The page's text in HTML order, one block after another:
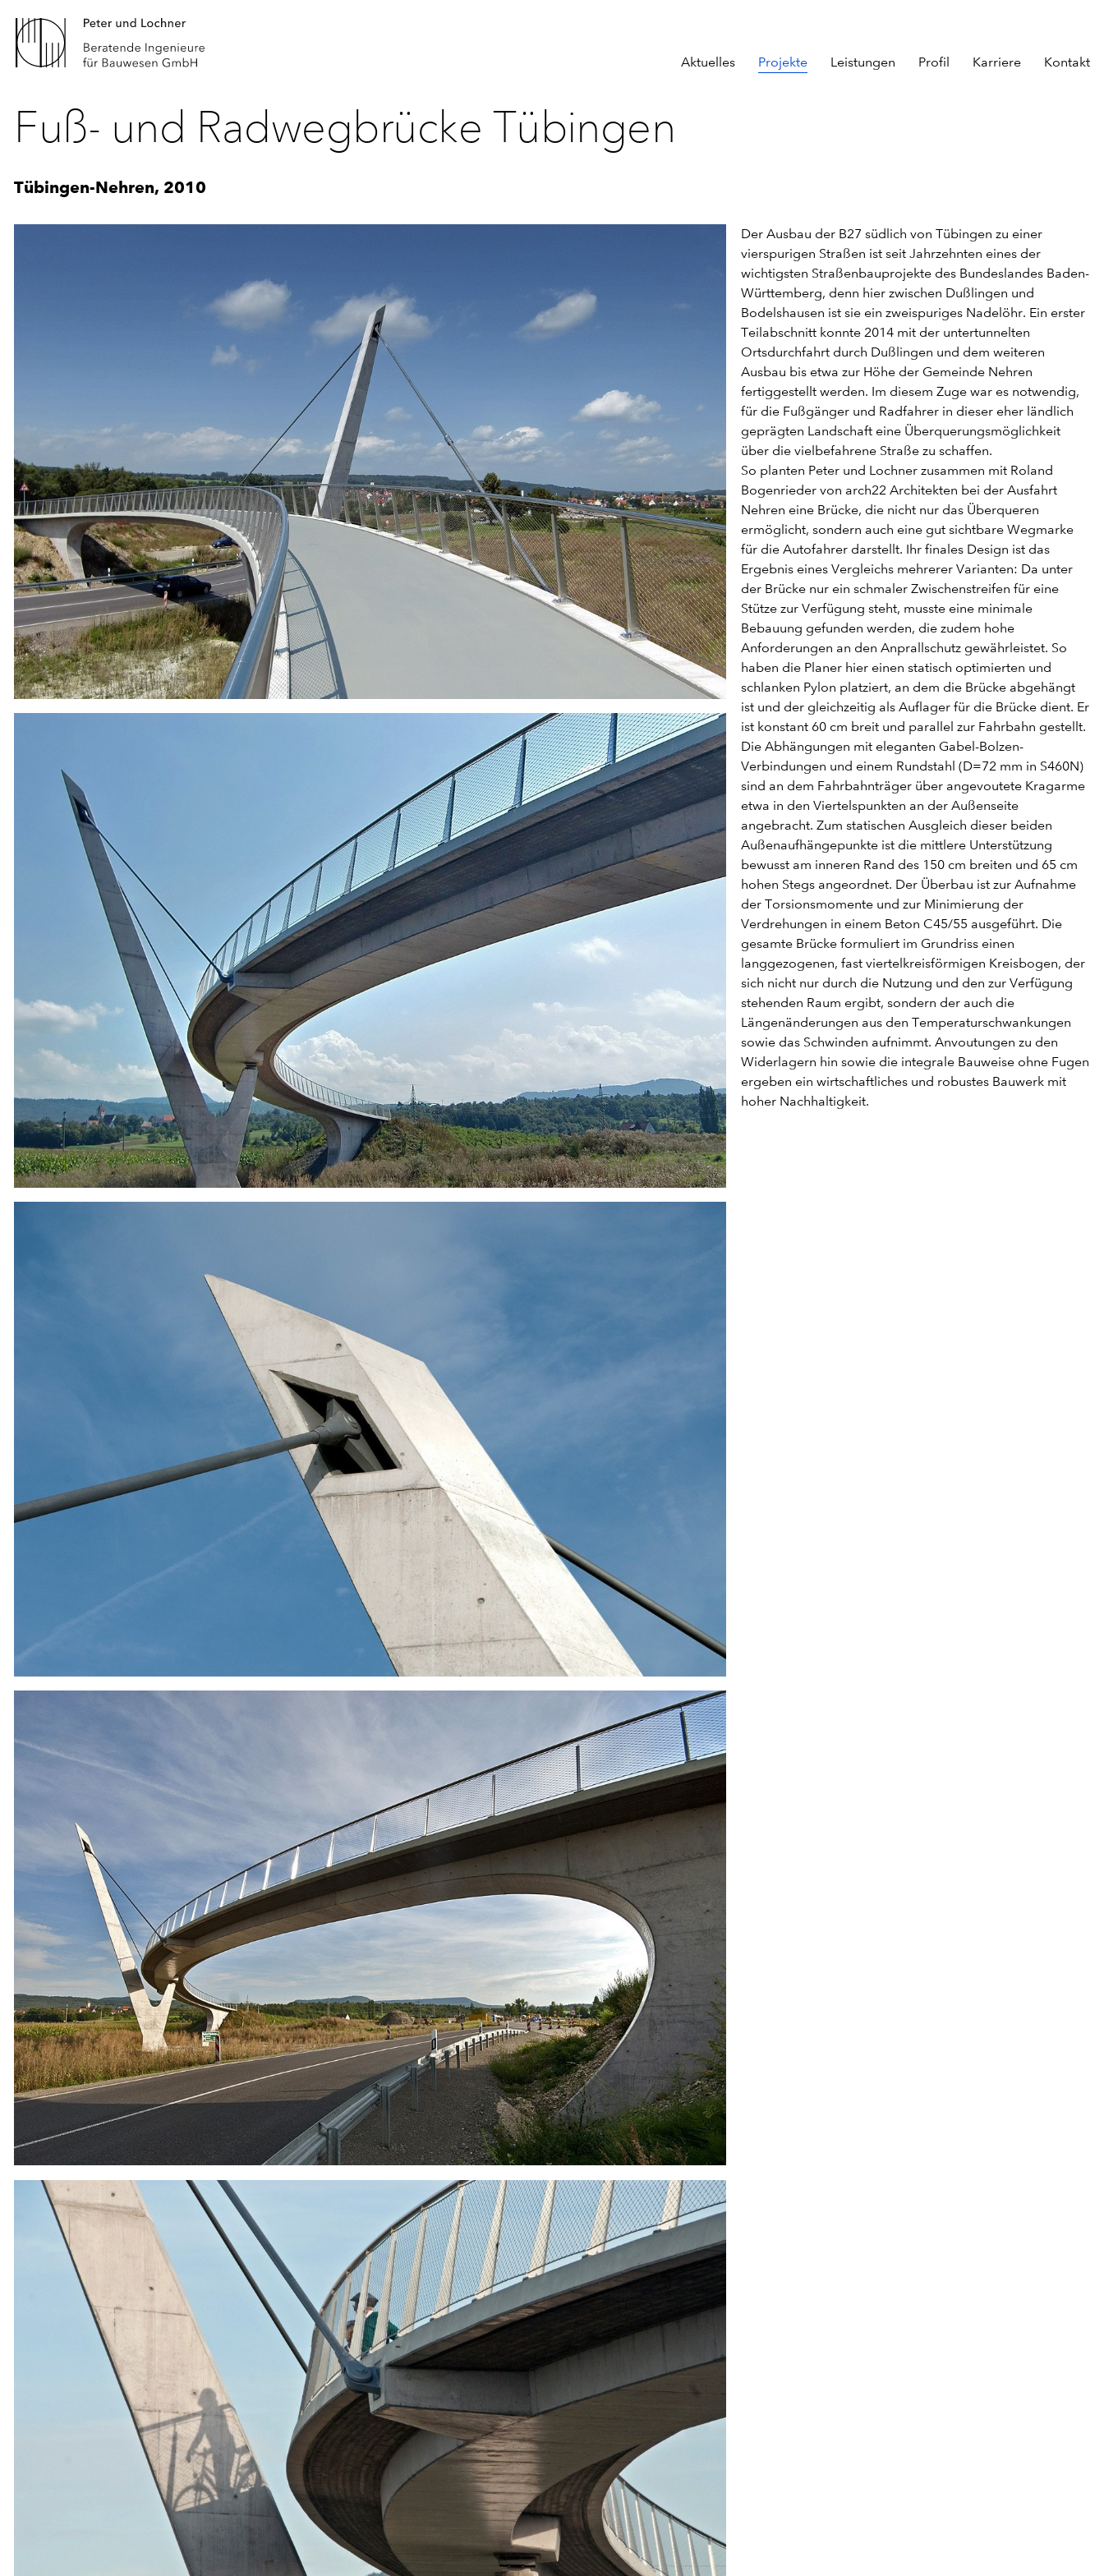
Aktuelles Projekte Leistungen Profil Karriere Kontakt
Fuß- und Radwegbrücke Tübingen
Tübingen-Nehren, 2010
Der Ausbau der B27 südlich von Tübingen zu einer
vierspurigen Straßen ist seit Jahrzehnten eines der
wichtigsten Straßenbauprojekte des Bundeslandes Baden-
Württemberg, denn hier zwischen Dußlingen und
Bodelshausen ist sie ein zweispuriges Nadelöhr. Ein erster
Teilabschnitt konnte 2014 mit der untertunnelten
Ortsdurchfahrt durch Dußlingen und dem weiteren
Ausbau bis etwa zur Höhe der Gemeinde Nehren
fertiggestellt werden. Im diesem Zuge war es notwendig,
für die Fußgänger und Radfahrer in dieser eher ländlich
geprägten Landschaft eine Überquerungsmöglichkeit
über die vielbefahrene Straße zu schaffen.
So planten Peter und Lochner zusammen mit Roland
Bogenrieder von arch22 Architekten bei der Ausfahrt
Nehren eine Brücke, die nicht nur das Überqueren
ermöglicht, sondern auch eine gut sichtbare Wegmarke
für die Autofahrer darstellt. Ihr finales Design ist das
Ergebnis eines Vergleichs mehrerer Varianten: Da unter
der Brücke nur ein schmaler Zwischenstreifen für eine
Stütze zur Verfügung steht, musste eine minimale
Bebauung gefunden werden, die zudem hohe
Anforderungen an den Anprallschutz gewährleistet. So
haben die Planer hier einen statisch optimierten und
schlanken Pylon platziert, an dem die Brücke abgehängt
ist und der gleichzeitig als Auflager für die Brücke dient. Er
ist konstant 60 cm breit und parallel zur Fahrbahn gestellt.
Die Abhängungen mit eleganten Gabel-Bolzen-
Verbindungen und einem Rundstahl (D=72 mm in S460N)
sind an dem Fahrbahnträger über angevoutete Kragarme
etwa in den Viertelspunkten an der Außenseite
angebracht. Zum statischen Ausgleich dieser beiden
Außenaufhängepunkte ist die mittlere Unterstützung
bewusst am inneren Rand des 150 cm breiten und 65 cm
hohen Stegs angeordnet. Der Überbau ist zur Aufnahme
der Torsionsmomente und zur Minimierung der
Verdrehungen in einem Beton C45/55 ausgeführt. Die
gesamte Brücke formuliert im Grundriss einen
langgezogenen, fast viertelkreisförmigen Kreisbogen, der
sich nicht nur durch die Nutzung und den zur Verfügung
stehenden Raum ergibt, sondern der auch die
Längenänderungen aus den Temperaturschwankungen
sowie das Schwinden aufnimmt. Anvoutungen zu den
Widerlagern hin sowie die integrale Bauweise ohne Fugen
ergeben ein wirtschaftliches und robustes Bauwerk mit
hoher Nachhaltigkeit.